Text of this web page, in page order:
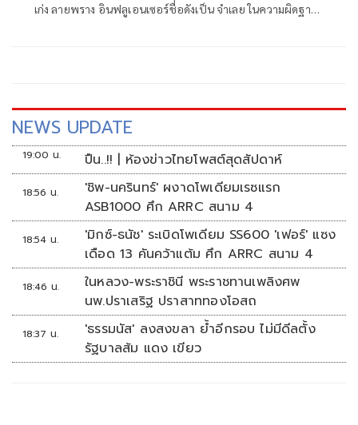
เก่ง ลายพราง อินฟลูเอนเซอร์ชื่อดังเป็น จำเลย ในความผิดฐาน
NEWS UPDATE
19:00 น. ปืน..!! | ห้องข่าวไทยโพสต์สุดสัปดาห์
18:56 น.
'ชิพ-นครินทร์' ผงาดโพเดียมเรซแรก
ASB1000 ศึก ARRC สนาม 4
18:54 น.
'มิกซ์-ธนัช' ระเบิดโพเดียม SS600 'เฟอร์' แซง
เดือด 13 คันคว้าแต้ม ศึก ARRC สนาม 4
18:46 น.
ในหลวง-พระราชินี พระราชทานเพลิงศพ
นพ.ปราเสริฐ ปราสาททองโอสถ
18:37 น.
'ธรรมนัส' ลงสงขลา ย้ำอีกรอบ ไม่มีดีลตั้ง
รัฐบาลส้ม แดง เขียว